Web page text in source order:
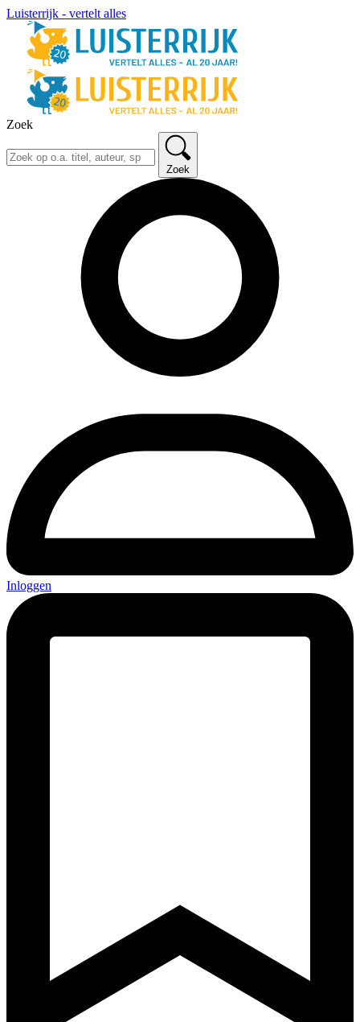
Luisterrijk - vertelt alles
Zoek
Zoek
Inloggen